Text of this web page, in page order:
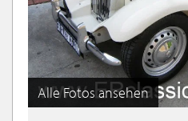
Alle Fotos ansehen